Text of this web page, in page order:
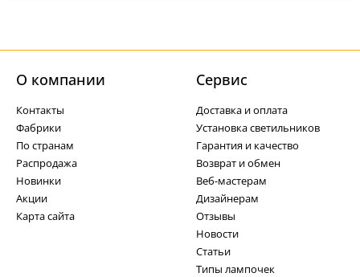
О компании
Контакты
Фабрики
По странам
Распродажа
Новинки
Акции
Карта сайта
Cервис
Доставка и оплата
Установка светильников
Гарантия и качество
Возврат и обмен
Веб-мастерам
Дизайнерам
Отзывы
Новости
Статьи
Типы лампочек